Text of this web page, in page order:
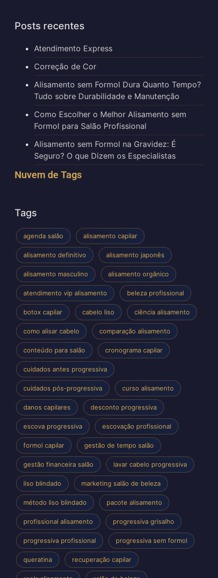
Posts recentes
Atendimento Express
Correção de Cor
Alisamento sem Formol Dura Quanto Tempo?
Tudo sobre Durabilidade e Manutenção
Como Escolher o Melhor Alisamento sem
Formol para Salão Profissional
Alisamento sem Formol na Gravidez: É
Seguro? O que Dizem os Especialistas
Nuvem de Tags
Tags
agenda salão alisamento capilar
alisamento definitivo alisamento japonês
alisamento masculino alisamento orgânico
atendimento vip alisamento beleza profissional
botox capilar cabelo liso ciência alisamento
como alisar cabelo comparação alisamento
conteúdo para salão cronograma capilar
cuidados antes progressiva
cuidados pós-progressiva curso alisamento
danos capilares desconto progressiva
escova progressiva escovação profissional
formol capilar gestão de tempo salão
gestão financeira salão lavar cabelo progressiva
liso blindado marketing salão de beleza
método liso blindado pacote alisamento
profissional alisamento progressiva grisalho
progressiva profissional progressiva sem formol
queratina recuperação capilar